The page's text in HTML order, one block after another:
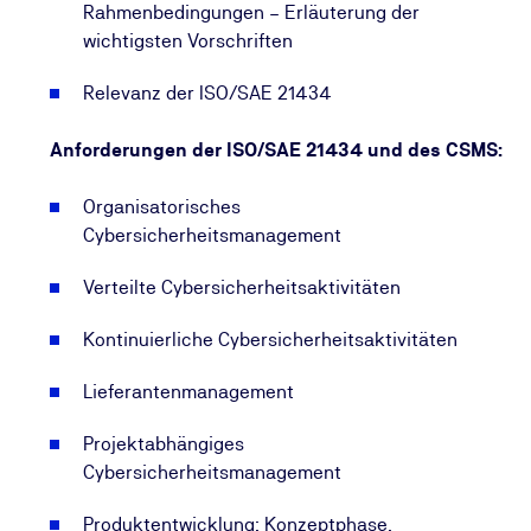
Rahmenbedingungen, der UNECE-Regulierung sowie
der eingeführten Regelwerke (ISO 21434) in Bezug
Rahmenbedingungen – Erläuterung der
wichtigsten Vorschriften
Relevanz der ISO/SAE 21434
Anforderungen der ISO/SAE 21434 und des CSMS:
Organisatorisches
Cybersicherheitsmanagement
Verteilte Cybersicherheitsaktivitäten
Kontinuierliche Cybersicherheitsaktivitäten
Lieferantenmanagement
Projektabhängiges
Cybersicherheitsmanagement
Produktentwicklung: Konzeptphase,